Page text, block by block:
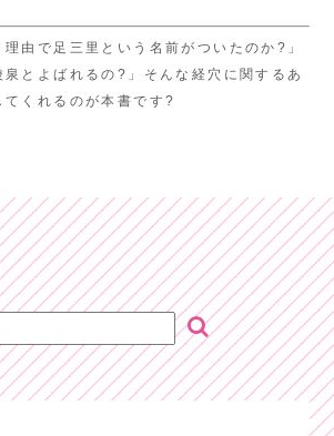
理由で足三里という名前がついたのか?」
泉とよばれるの?」そんな経穴に関するあ
てくれるのが本書です?